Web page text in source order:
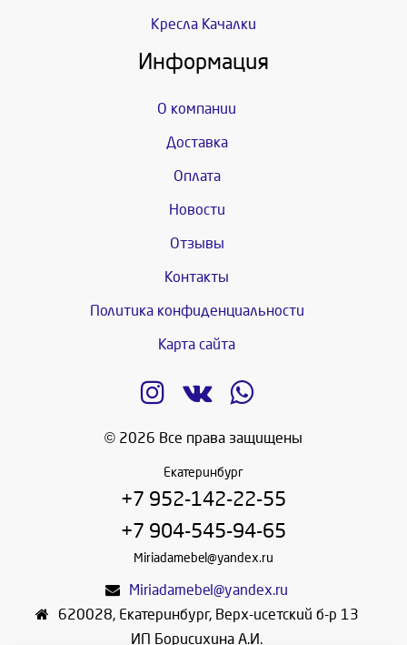
Кресла Качалки
Информация
О компании
Доставка
Оплата
Новости
Отзывы
Контакты
Политика конфиденциальности
Карта сайта
© 2026 Все права защищены
Екатеринбург
+7 952-142-22-55
+7 904-545-94-65
Miriadamebel@yandex.ru
Miriadamebel@yandex.ru
620028, Екатеринбург, Верх-исетский б-р 13
ИП Борисихина А.И.